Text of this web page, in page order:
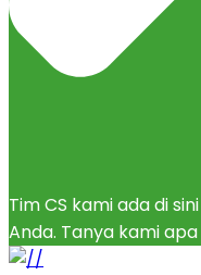
Tim CS kami ada di
Anda. Tanya kami apa